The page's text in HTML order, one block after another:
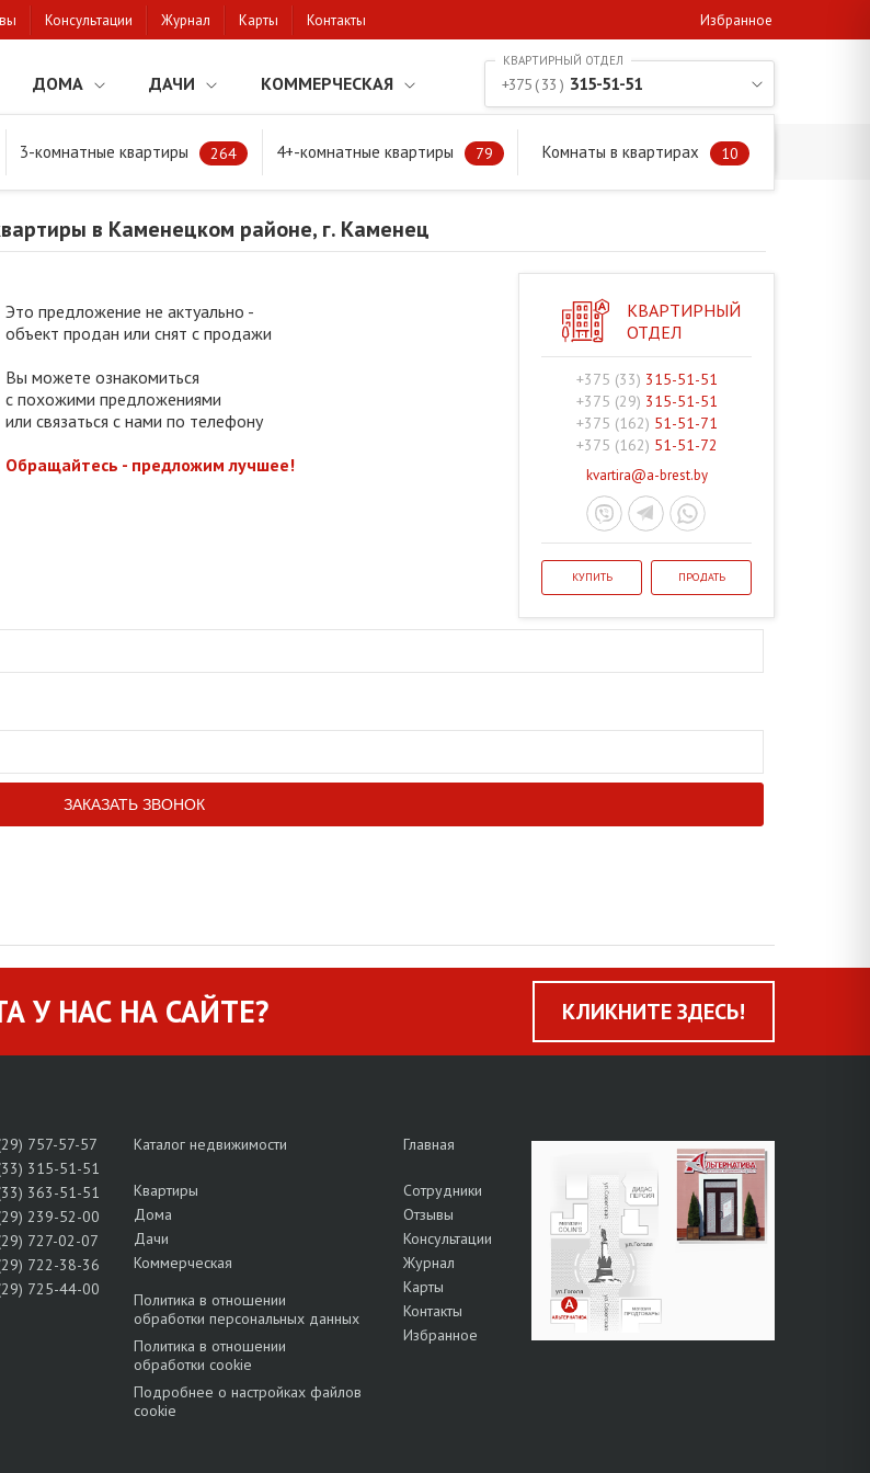
Консультации Журнал Карты Контакты Избранное
ДОМА ДАЧИ КОММЕРЧЕСКАЯ
3-комнатные квартиры 264 4+-комнатные квартиры 79 Комнаты в квартирах 10
+375 ( 33 ) 315-51-51
в Каменецком районе, г. Каменец
в Каменецком районе, г. Каменец
Это предложение не актуально -
объект продан или снят с продажи
Вы можете ознакомиться
с похожими предложениями
или связаться с нами по телефону
Обращайтесь - предложим лучшее!
КВАРТИРНЫЙ
ОТДЕЛ
+375 (33) 315-51-51
+375 (29) 315-51-51
+375 (162) 51-51-71
+375 (162) 51-51-72
kvartira@a-brest.by
КУПИТЬ ПРОДАТЬ
У НАС НА САЙТЕ? КЛИКНИТЕ ЗДЕСЬ!
757-57-57
315-51-51
363-51-51
239-52-00
727-02-07
722-38-36
725-44-00
Каталог недвижимости
Квартиры
Дома
Дачи
Коммерческая
Политика в отношении
обработки персональных данных
Политика в отношении
обработки cookie
Подробнее о настройках файлов
cookie
Главная
Сотрудники
Отзывы
Консультации
Журнал
Карты
Контакты
Избранное